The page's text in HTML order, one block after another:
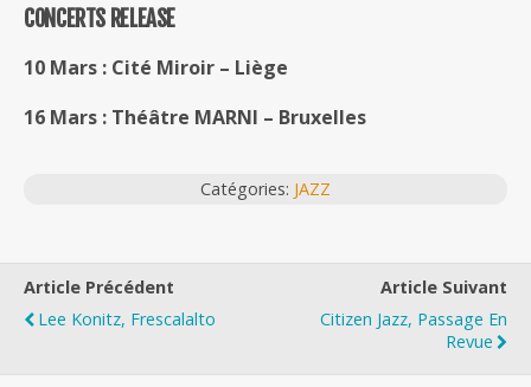
CONCERTS RELEASE
10 Mars : Cité Miroir – Liège
16 Mars : Théâtre MARNI – Bruxelles
Catégories: JAZZ
Article Précédent
Lee Konitz, Frescalalto
Article Suivant
Citizen Jazz, Passage En
Revue